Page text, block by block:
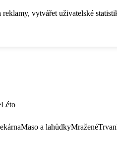
vytvářet uživatelské
Léto
Maso a lahůdkyMražené